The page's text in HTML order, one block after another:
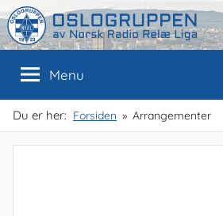
Skip
to
content
Oslogruppen
av
NRRL
Oslo
Menu
Du er her: Forsiden Arrangementer